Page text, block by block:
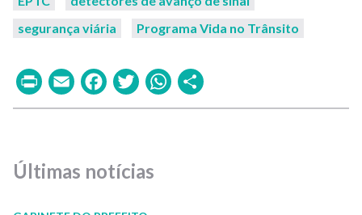
segurança viária
Programa Vida no Trânsito
PrintEmailFacebook
TwitterWhatsApp
Últimas notícias